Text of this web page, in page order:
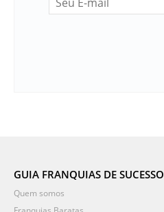
GUIA FRANQUIAS DE SUCESSO
Quem somos